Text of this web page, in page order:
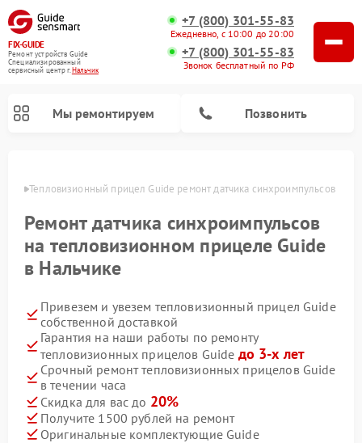
FIX-GUIDE
Ремонт устройств Guide
Специализированный
cервисный центр г.Нальчик
+7 (800) 301-55-83
Ежедневно, с 10:00 до 20:00
+7 (800) 301-55-83
Звонок бесплатный по РФ
Мы ремонтируем Позвонить
Тепловизионный прицел Guide ремонт датчика синхроимпульсов
Ремонт датчика синхроимпульсов
на тепловизионном прицеле Guide
в Нальчике
Привезем и увезем тепловизионный прицел Guide
собственной доставкой
Гарантия на наши работы по ремонту
тепловизионных прицелов Guide до 3-х лет
Срочный ремонт тепловизионных прицелов Guide
в течении часа
Скидка для вас до 20%
Получите 1500 рублей на ремонт
Оригинальные комплектующие Guide